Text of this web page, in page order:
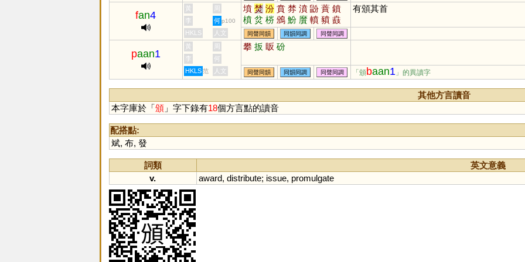
fan4
黃 周 墳 焚 汾 賁 棼 濆 鼢 蕡 鐼
橨 炃 梤 鳻 魵 黂 轒 豶 鼖
羵 幩 蒶 蚡 羒 枌 妢
有頒其首
李 何 p100
HKLS 人文 同聲同韻 同韻同調 同聲同調
paan1
黃 周 攀 扳 眅 砏
李
何
HKLS 范 人文 同聲同韻 同韻同調 同聲同調 「頒baan1 」的異讀字
其他方言讀音
本字庫於「頒」字下錄有18個方言點的讀音
配搭點:
斌, 布, 發
詞類
英文意義
v.
award, distribute; issue, promulgate